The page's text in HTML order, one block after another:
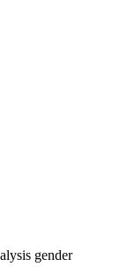
gender